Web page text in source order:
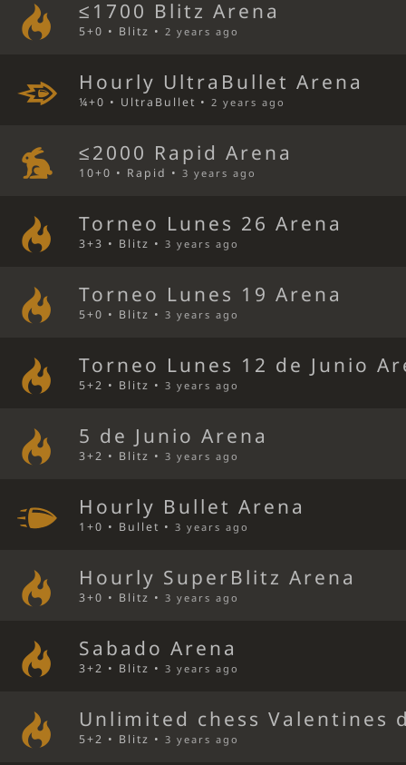
≤1700 Blitz Arena
5+0 • Blitz •2 years ago
Hourly UltraBullet Arena
¼+0 • UltraBullet •2 years ago
≤2000 Rapid Arena
10+0 • Rapid •3 years ago
Torneo Lunes 26 Arena
3+3 • Blitz •3 years ago
Torneo Lunes 19 Arena
5+0 • Blitz •3 years ago
Torneo Lunes 12 de Junio
5+2 • Blitz •3 years ago
5 de Junio Arena
3+2 • Blitz •3 years ago
Hourly Bullet Arena
1+0 • Bullet •3 years ago
Hourly SuperBlitz Arena
3+0 • Blitz •3 years ago
Sabado Arena
3+2 • Blitz •3 years ago
Unlimited chess Valentines
5+2 • Blitz •3 years ago